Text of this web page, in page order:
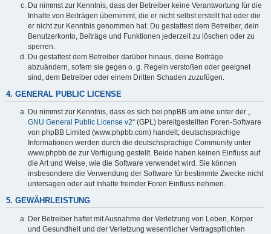
Du nimmst zur Kenntnis, dass der Betreiber keine Verantwortung für die
Inhalte von Beiträgen übernimmt, die er nicht selbst erstellt hat oder die
er nicht zur Kenntnis genommen hat. Du gestattest dem Betreiber, dein
Benutzerkonto, Beiträge und Funktionen jederzeit zu löschen oder zu
sperren.
Du gestattest dem Betreiber darüber hinaus, deine Beiträge
abzuändern, sofern sie gegen o. g. Regeln verstoßen oder geeignet
sind, dem Betreiber oder einem Dritten Schaden zuzufügen.
4. GENERAL PUBLIC LICENSE
Du nimmst zur Kenntnis, dass es sich bei phpBB um eine unter der „
GNU General Public License v2“ (GPL) bereitgestellten Foren-Software
von phpBB Limited (www.phpbb.com) handelt; deutschsprachige
Informationen werden durch die deutschsprachige Community unter
www.phpbb.de zur Verfügung gestellt. Beide haben keinen Einfluss auf
die Art und Weise, wie die Software verwendet wird. Sie können
insbesondere die Verwendung der Software für bestimmte Zwecke nicht
untersagen oder auf Inhalte fremder Foren Einfluss nehmen.
5. GEWÄHRLEISTUNG
Der Betreiber haftet mit Ausnahme der Verletzung von Leben, Körper
und Gesundheit und der Verletzung wesentlicher Vertragspflichten